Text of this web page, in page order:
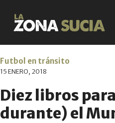
Futbol en tránsito
15 ENERO, 2018
Diez libros
durante) el